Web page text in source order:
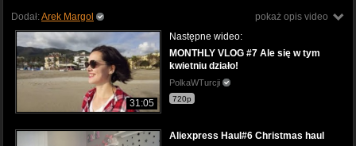
pokaż opis video
Dodał:Arek Margol
31:05
Następne wideo:
MONTHLY VLOG #7 Ale się w tym
kwietniu działo!
PolkaWTurcji
720p
Aliexpress Haul#6 Christmas haul